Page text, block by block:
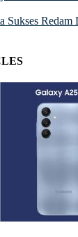
Sukses